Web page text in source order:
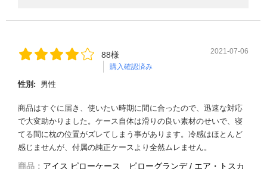
88様
購入確認済み
2021-07-06
性別: 男性
商品はすぐに届き、使いたい時期に間に合ったので、迅速な対応
で大変助かりました。ケース自体は滑りの良い素材のせいで、寝
てる間に枕の位置がズレてしまう事があります。冷感はほとんど
感じませんが、付属の純正ケースより全然ムレません。
商品： アイス ピローケース ピローグランデ / エア・トスカ